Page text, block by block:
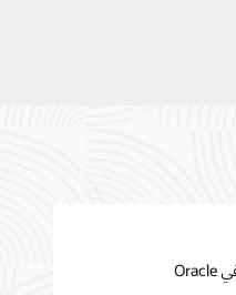
بدء استخدام تحليلات الرسوم البيانية في Oracle